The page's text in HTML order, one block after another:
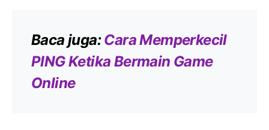
Baca juga:Cara Memperkecil
PING Ketika Bermain Game
Online